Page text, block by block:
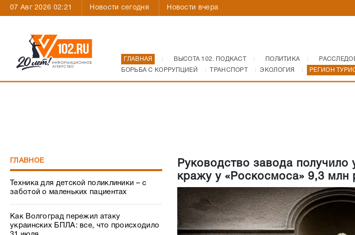
07 Авг 2026 02:21 Новости сегодня Новости вчера
ГЛАВНАЯ ВЫСОТА 102. ПОДКАСТ ПОЛИТИКА
БОРЬБА С КОРРУПЦИЕЙ
ТРАНСПОРТ ЭКОЛОГИЯ РЕГИОН
украинских БПЛА: все, что происходило
31 июля
Силовики и сроки: как одни генералы в
Волгограде покидают посты и «дают
корни» другие